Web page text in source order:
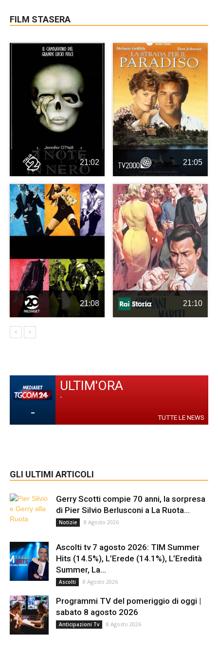
FILM STASERA
21:02 21:05
21:08 21:10
-
ULTIM'ORA
-
TUTTE LE NEWS
GLI ULTIMI ARTICOLI
Gerry Scotti compie 70 anni, la sorpresa
di Pier Silvio Berlusconi a La Ruota...
Notizie 8 Agosto 2026
Ascolti tv 7 agosto 2026: TIM Summer
Hits (14.5%), L’Erede (14.1%), L’Eredità
Summer, La...
Ascolti 8 Agosto 2026
Programmi TV del pomeriggio di oggi |
sabato 8 agosto 2026
Anticipazioni Tv 8 Agosto 2026